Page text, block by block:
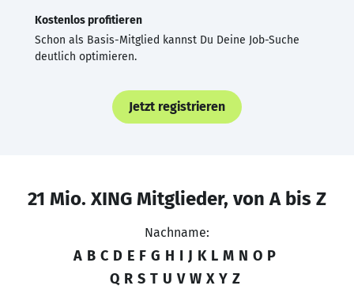
Kostenlos profitieren
Schon als Basis-Mitglied kannst Du Deine Job-Suche
deutlich optimieren.
Jetzt registrieren
21 Mio. XING Mitglieder, von A bis Z
Nachname:
A B C D E F G H I J K L M N O P
Q R S T U V W X Y Z